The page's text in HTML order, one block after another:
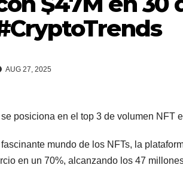
AUG 27, 2025
se posiciona en el top 3 de volumen NFT
fascinante mundo de los NFTs, la
en un 70%, alcanzando los 47